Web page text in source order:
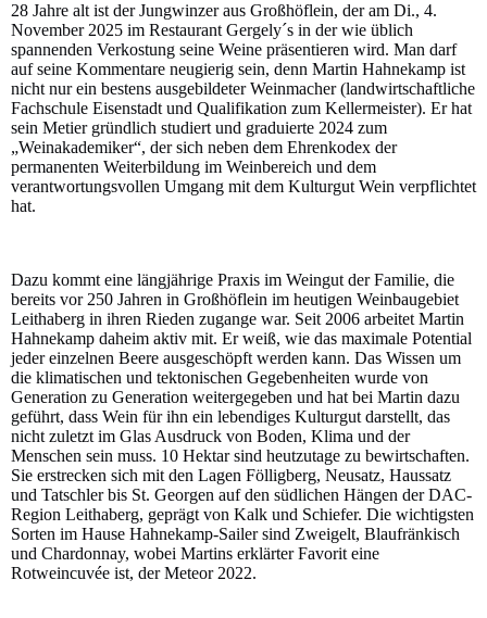
28 Jahre alt ist der Jungwinzer aus Großhöflein, der am Di., 4.
November 2025 im Restaurant Gergely´s in der wie üblich
spannenden Verkostung seine Weine präsentieren wird. Man darf
auf seine Kommentare neugierig sein, denn Martin Hahnekamp ist
nicht nur ein bestens ausgebildeter Weinmacher (landwirtschaftliche
Fachschule Eisenstadt und Qualifikation zum Kellermeister). Er hat
sein Metier gründlich studiert und graduierte 2024 zum
„Weinakademiker“, der sich neben dem Ehrenkodex der
permanenten Weiterbildung im Weinbereich und dem
verantwortungsvollen Umgang mit dem Kulturgut Wein verpflichtet
hat.
Dazu kommt eine längjährige Praxis im Weingut der Familie, die
bereits vor 250 Jahren in Großhöflein im heutigen Weinbaugebiet
Leithaberg in ihren Rieden zugange war. Seit 2006 arbeitet Martin
Hahnekamp daheim aktiv mit. Er weiß, wie das maximale Potential
jeder einzelnen Beere ausgeschöpft werden kann. Das Wissen um
die klimatischen und tektonischen Gegebenheiten wurde von
Generation zu Generation weitergegeben und hat bei Martin dazu
geführt, dass Wein für ihn ein lebendiges Kulturgut darstellt, das
nicht zuletzt im Glas Ausdruck von Boden, Klima und der
Menschen sein muss. 10 Hektar sind heutzutage zu bewirtschaften.
Sie erstrecken sich mit den Lagen Fölligberg, Neusatz, Haussatz
und Tatschler bis St. Georgen auf den südlichen Hängen der DAC-
Region Leithaberg, geprägt von Kalk und Schiefer. Die wichtigsten
Sorten im Hause Hahnekamp-Sailer sind Zweigelt, Blaufränkisch
und Chardonnay, wobei Martins erklärter Favorit eine
Rotweincuvée ist, der Meteor 2022.